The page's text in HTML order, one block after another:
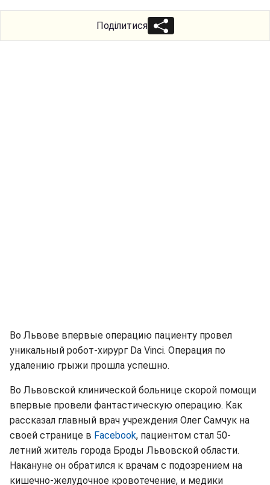
Поділитися
Во Львове впервые операцию пациенту провел
уникальный робот-хирург Da Vinci. Операция по
удалению грыжи прошла успешно.
Во Львовской клинической больнице скорой помощи
впервые провели фантастическую операцию. Как
рассказал главный врач учреждения Олег Самчук на
своей странице в Facebook, пациентом стал 50-
летний житель города Броды Львовской области.
Накануне он обратился к врачам с подозрением на
кишечно-желудочное кровотечение, и медики